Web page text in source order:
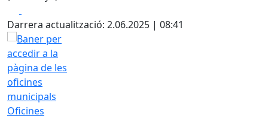
Darrera actualització: 2.06.2025 | 08:41
Oficines